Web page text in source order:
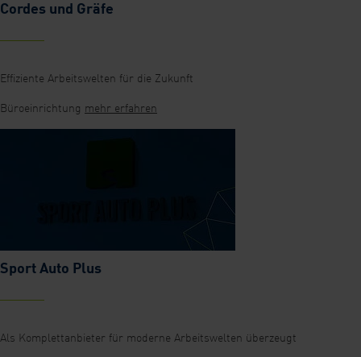
Cordes und Gräfe
Effiziente Arbeitswelten für die Zukunft
Büroeinrichtung mehr erfahren
Sport Auto Plus
Als Komplettanbieter für moderne Arbeitswelten überzeugt